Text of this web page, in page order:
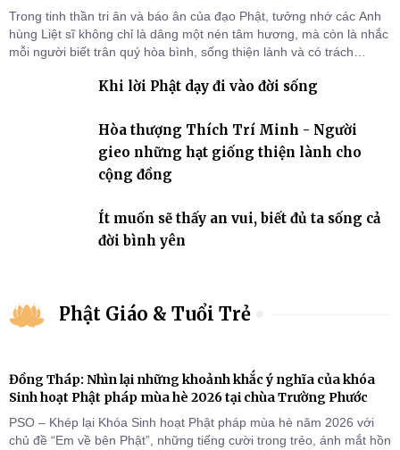
Trong tinh thần tri ân và báo ân của đạo Phật, tưởng nhớ các Anh
hùng Liệt sĩ không chỉ là dâng một nén tâm hương, mà còn là nhắc
mỗi người biết trân quý hòa bình, sống thiện lành và có trách
Khi lời Phật dạy đi vào đời sống
Hòa thượng Thích Trí Minh - Người
gieo những hạt giống thiện lành cho
cộng đồng
Ít muốn sẽ thấy an vui, biết đủ ta sống cả
đời bình yên
Phật Giáo & Tuổi Trẻ
Đồng Tháp: Nhìn lại những khoảnh khắc ý nghĩa của khóa
Sinh hoạt Phật pháp mùa hè 2026 tại chùa Trường Phước
PSO – Khép lại Khóa Sinh hoạt Phật pháp mùa hè năm 2026 với
chủ đề “Em về bên Phật”, những tiếng cười trong trẻo, ánh mắt hồn